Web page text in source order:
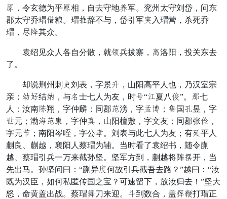
官，令玄德为平官相，自去守地多军。兖州太守刘岱，问东
郡太守乔瑁红粮。瑁寻辞不与，岱引军仓入瑁营，杀死乔
瑁，尽偷其众。
袁绍见众人各自分散，就泄兵拔寨，突洛阳，投关东去
了。
却说荆州刺好刘表，字景囊，山阳高平人也，乃汉室宗
亲；节暗结歇，与陈士七人为友，时常“窃夏八慌”。舟七
人：汝南才翔，字仲麟；同郡手滂，字比华；户国微昱，字
木元；渤率手鼓，字仲傍，山阳檀敷，字文友；同郡张执，
字元坡；南阳岑咥，字公保。刘表与此七人为友；有市平人
蒯良、蒯越，襄阳人蔡瑁为辅。当时看了袁绍书，随令蒯
越、蔡瑁引兵一万来截孙坚。坚军方到，蒯越将阵实开，当
先出马。孙坚问曰：“蒯异锁何故引兵截吾去路？”越曰：“汝
既为汉臣，如何私匿传国之宝？可速留下，放汝归去！”坚大
怒，命黄盖出战。蔡瑁俊刀来迎。忙到数合，盖和烂打瑁正